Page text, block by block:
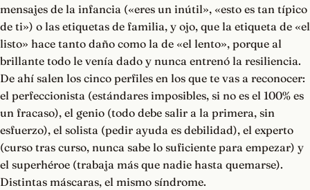
mensajes de la infancia («eres un inútil», «esto es tan típico
de ti») o las etiquetas de familia, y ojo, que la etiqueta de «el
listo» hace tanto daño como la de «el lento», porque al
brillante todo le venía dado y nunca entrenó la resiliencia.
De ahí salen los cinco perfiles en los que te vas a reconocer:
el perfeccionista (estándares imposibles, si no es el 100% es
un fracaso), el genio (todo debe salir a la primera, sin
esfuerzo), el solista (pedir ayuda es debilidad), el experto
(curso tras curso, nunca sabe lo suficiente para empezar) y
el superhéroe (trabaja más que nadie hasta quemarse).
Distintas máscaras, el mismo síndrome.